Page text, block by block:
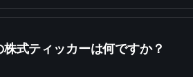
式ティッカーは何ですか？